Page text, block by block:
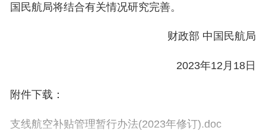
国民航局将结合有关情况研究完善。
财政部 中国民航局
2023年12月18日
附件下载：
支线航空补贴管理暂行办法(2023年修订).doc